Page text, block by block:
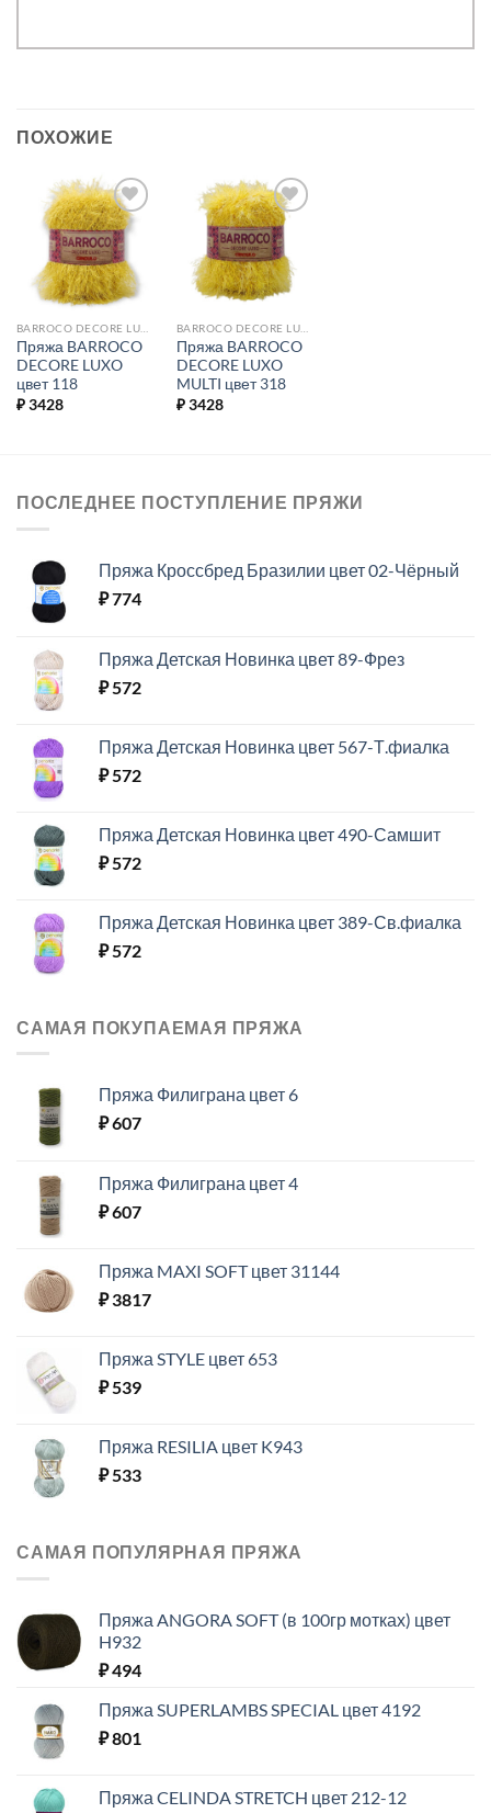
ПОХОЖИЕ
Добавить в
избранное.
BARROCO DECORE LUXO
Пряжа BARROCO
DECORE LUXO
цвет 118
₽3428
Добавить в
избранное.
BARROCO DECORE LUXO MULTI
Пряжа BARROCO
DECORE LUXO
MULTI цвет 318
₽3428
ПОСЛЕДНЕЕ ПОСТУПЛЕНИЕ ПРЯЖИ
Пряжа Кроссбред Бразилии цвет 02-Чёрный
₽774
Пряжа Детская Новинка цвет 89-Фрез
₽572
Пряжа Детская Новинка цвет 567-Т.фиалка
₽572
Пряжа Детская Новинка цвет 490-Самшит
₽572
Пряжа Детская Новинка цвет 389-Св.фиалка
₽572
САМАЯ ПОКУПАЕМАЯ ПРЯЖА
Пряжа Филиграна цвет 6
₽607
Пряжа Филиграна цвет 4
₽607
Пряжа MAXI SOFT цвет 31144
₽3817
Пряжа STYLE цвет 653
₽539
Пряжа RESILIA цвет K943
₽533
САМАЯ ПОПУЛЯРНАЯ ПРЯЖА
Пряжа ANGORA SOFT (в 100гр мотках) цвет
H932
₽494
Пряжа SUPERLAMBS SPECIAL цвет 4192
₽801
Пряжа CELINDA STRETCH цвет 212-12